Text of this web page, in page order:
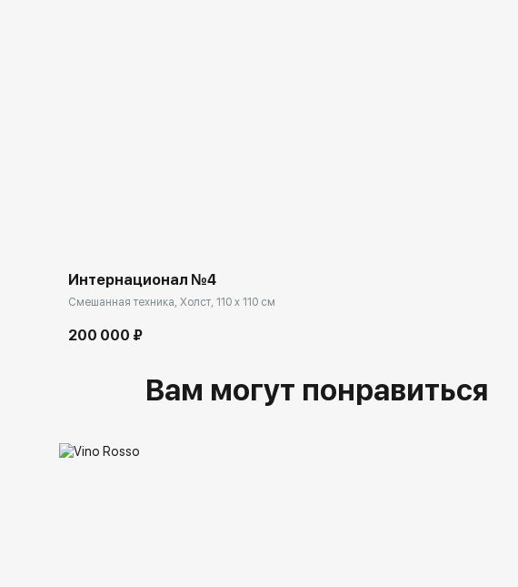
Интернационал №4
Смешанная техника, Холст, 110 x 110 см
200 000 ₽
Вам могут понравиться